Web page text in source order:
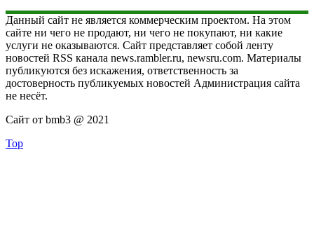
Данный сайт не является коммерческим проектом. На этом
сайте ни чего не продают, ни чего не покупают, ни какие
услуги не оказываются. Сайт представляет собой ленту
новостей RSS канала news.rambler.ru, newsru.com. Материалы
публикуются без искажения, ответственность за
достоверность публикуемых новостей Администрация сайта
не несёт.
Сайт от bmb3 @ 2021
Top